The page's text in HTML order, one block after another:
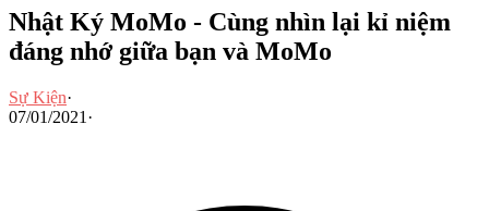
Nhật Ký MoMo - Cùng nhìn lại kỉ niệm
đáng nhớ giữa bạn và MoMo
Sự Kiện·
07/01/2021 ·